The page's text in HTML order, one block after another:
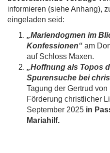
informieren (siehe Anhang),
eingeladen seid:
„Mariendogmen im
Konfessionen“ am
auf Schloss Maxen.
„Hoffnung als Topos
Spurensuche bei
Tagung der Gertrud
Förderung christlicher
September 2025 in
Mariahilf.